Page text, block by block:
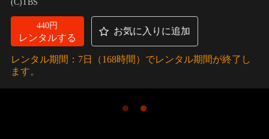
(C)TBS
440円
レンタルする
お気に入りに追加
レンタル期間：7日（168時間）でレンタル期間が終了し
ます。